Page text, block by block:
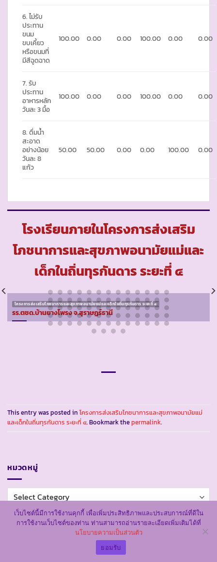
6. ไม่รับ
ประทาน
ขนม
ขบเคี้ยว
หรือขนมที่
มีสีฉูดฉาด
100.00 0.00 0.00 100.00 0.00 0.00
7. รับ
ประทาน
อาหารหลัก
วันละ 3 มื้อ
100.00 0.00 0.00 100.00 0.00 0.00
8. ดื่มน้ำ
สะอาด
อย่างน้อย
วันละ 8
แก้ว
50.00 50.00 0.00 0.00 100.00 0.00
โรงเรียนภายในโครงการส่งเสริม
โภชนาการและสุขภาพอนามัยแม่และ
เด็กในถิ่นทุรกันดาร ระยะที่ ๔
โครงการส่งเสริมโภชนาการและสุขภาพอนามัยแม่และเด็กในถิ่นทุรกันดาร ระยะที่ ๔
รร.ตชด.บ้านยางโพรง จ.สุราษฏร์ธานี
This entry was posted in โครงการส่งเสริมโภชนาการและสุขภาพอนามัยแม่
และเด็กในถิ่นทุรกันดาร ระยะที่ ๔. Bookmark thepermalink.
หมวดหมู่
หมวด
หมู่
โครงการตามพระราชดำริ แบ่งตามภาค รวมทุกระยะ
เว็บไซต์นี้มีการใช้งานคุกกี้ เพื่อเพิ่มประสิทธิภาพและประสบการณ์ที่ดีใน
การใช้งานเว็บไซต์ของท่าน ท่านสามารถอ่านรายละเอียดเพิ่มเติมได้ที่
นโยบายความเป็นส่วนตัว
ยอมรับ